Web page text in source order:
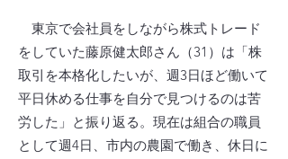
東京で会社員をしながら株式トレード
をしていた藤原健太郎さん（31）は「株
取引を本格化したいが、週3日ほど働いて
平日休める仕事を自分で見つけるのは苦
労した」と振り返る。現在は組合の職員
として週4日、市内の農園で働き、休日に